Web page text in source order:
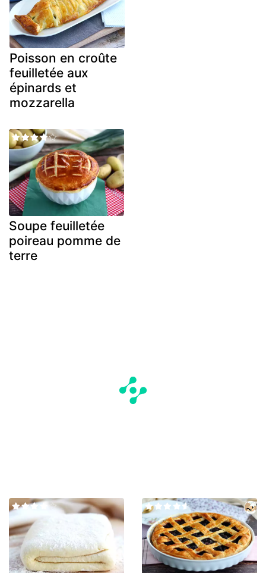
Poisson en croûte
feuilletée aux
épinards et
mozzarella
Soupe feuilletée
poireau pomme de
terre